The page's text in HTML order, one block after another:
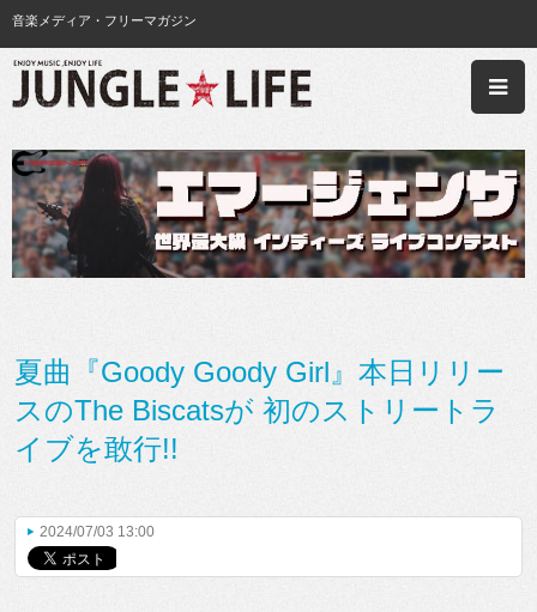
音楽メディア・フリーマガジン
夏曲『Goody Goody Girl』本日リリー
スのThe Biscatsが 初のストリートラ
イブを敢行!!
2024/07/03 13:00